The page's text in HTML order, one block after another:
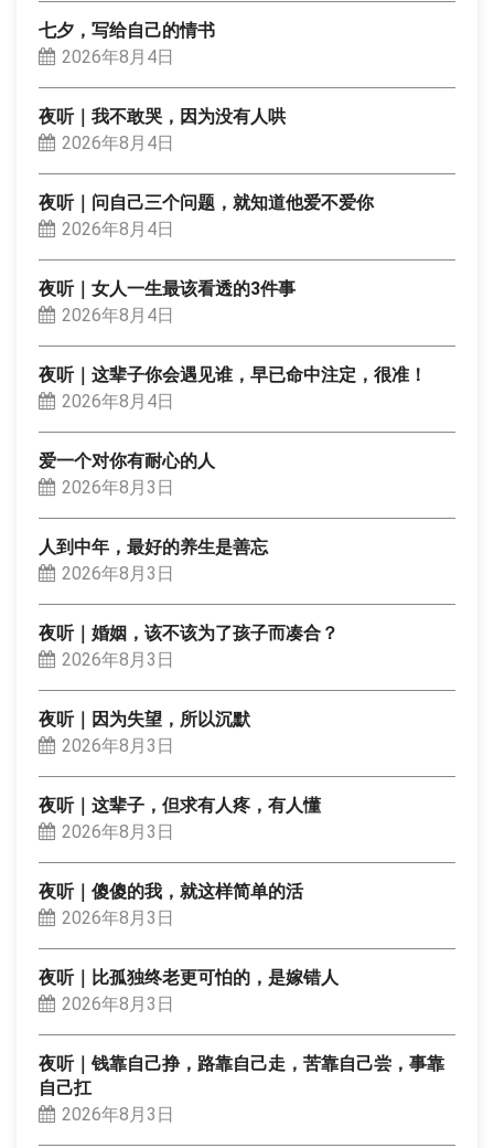
七夕，写给自己的情书
2026年8月4日
夜听｜我不敢哭，因为没有人哄
2026年8月4日
夜听｜问自己三个问题，就知道他爱不爱你
2026年8月4日
夜听｜女人一生最该看透的3件事
2026年8月4日
夜听｜这辈子你会遇见谁，早已命中注定，很准！
2026年8月4日
爱一个对你有耐心的人
2026年8月3日
人到中年，最好的养生是善忘
2026年8月3日
夜听｜婚姻，该不该为了孩子而凑合？
2026年8月3日
夜听｜因为失望，所以沉默
2026年8月3日
夜听｜这辈子，但求有人疼，有人懂
2026年8月3日
夜听｜傻傻的我，就这样简单的活
2026年8月3日
夜听｜比孤独终老更可怕的，是嫁错人
2026年8月3日
夜听｜钱靠自己挣，路靠自己走，苦靠自己尝，事靠
自己扛
2026年8月3日